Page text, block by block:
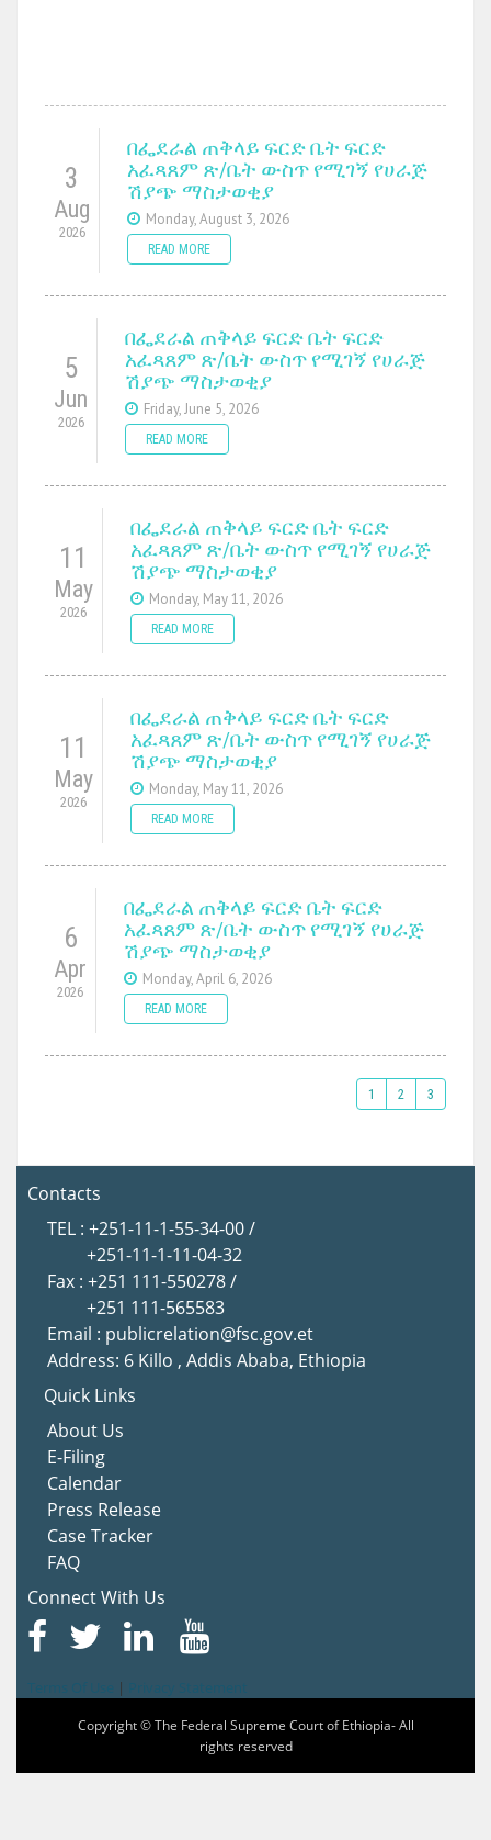
3
Aug
2026
በፌደራል ጠቅላይ ፍርድ ቤት ፍርድ
አፈጻጸም ጽ/ቤት ውስጥ የሚገኝ የሀራጅ
ሽያጭ ማስታወቂያ
Monday, August 3, 2026
READ MORE
5
Jun
2026
በፌደራል ጠቅላይ ፍርድ ቤት ፍርድ
አፈጻጸም ጽ/ቤት ውስጥ የሚገኝ የሀራጅ
ሽያጭ ማስታወቂያ
Friday, June 5, 2026
READ MORE
11
May
2026
በፌደራል ጠቅላይ ፍርድ ቤት ፍርድ
አፈጻጸም ጽ/ቤት ውስጥ የሚገኝ የሀራጅ
ሽያጭ ማስታወቂያ
Monday, May 11, 2026
READ MORE
11
May
2026
በፌደራል ጠቅላይ ፍርድ ቤት ፍርድ
አፈጻጸም ጽ/ቤት ውስጥ የሚገኝ የሀራጅ
ሽያጭ ማስታወቂያ
Monday, May 11, 2026
READ MORE
6
Apr
2026
በፌደራል ጠቅላይ ፍርድ ቤት ፍርድ
አፈጻጸም ጽ/ቤት ውስጥ የሚገኝ የሀራጅ
ሽያጭ ማስታወቂያ
Monday, April 6, 2026
READ MORE
1 2 3
Contacts
TEL : +251-11-1-55-34-00 /
+251-11-1-11-04-32
Fax : +251 111-550278 /
+251 111-565583
Email : publicrelation@fsc.gov.et
Address: 6 Killo , Addis Ababa, Ethiopia
Quick Links
About Us
E-Filing
Calendar
Press Release
Case Tracker
FAQ
Connect With Us
|
Copyright © The Federal Supreme Court of Ethiopia- All
rights reserved